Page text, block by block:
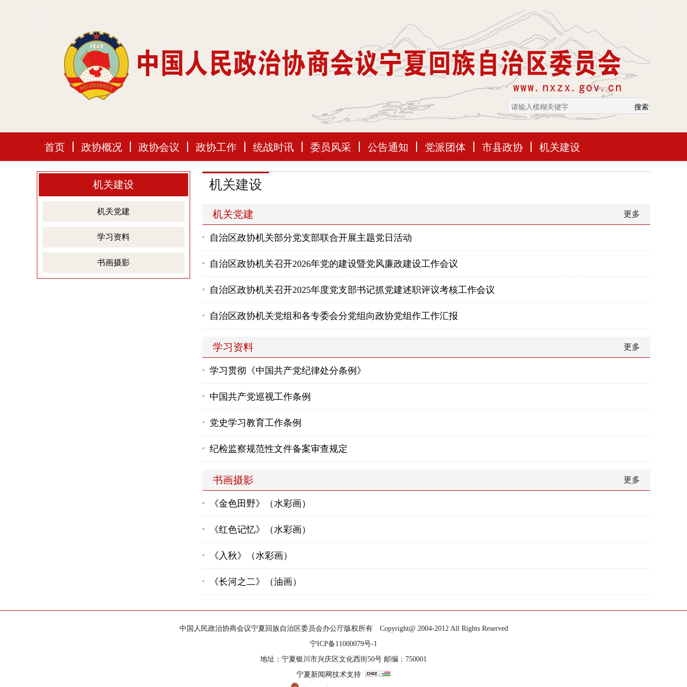
首页 政协概况 政协会议 政协工作 统战时讯 委员风采 公告通知 党派团体 市县政协 机关建设
机关建设
机关党建
学习资料
书画摄影
机关建设
机关党建 更多
自治区政协机关部分党支部联合开展主题党日活动
自治区政协机关召开2026年党的建设暨党风廉政建设工作会议
自治区政协机关召开2025年度党支部书记抓党建述职评议考核工作会议
自治区政协机关党组和各专委会分党组向政协党组作工作汇报
学习资料 更多
学习贯彻《中国共产党纪律处分条例》
中国共产党巡视工作条例
党史学习教育工作条例
纪检监察规范性文件备案审查规定
书画摄影 更多
《金色田野》（水彩画）
《红色记忆》（水彩画）
《入秋》（水彩画）
《长河之二》（油画）
中国人民政治协商会议宁夏回族自治区委员会办公厅版权所有 Copyright@ 2004-2012 All Rights Reserved
宁ICP备11000079号-1
地址：宁夏银川市兴庆区文化西街50号 邮编：750001
宁夏新闻网技术支持